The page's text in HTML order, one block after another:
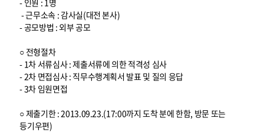
- 인원 : 1명
- 근무소속 : 감사실(대전 본사)
- 공모방법 : 외부 공모
○ 전형절차
- 1차 서류심사 : 제출서류에 의한 적격성 심사
- 2차 면접심사 : 직무수행계획서 발표 및 질의 응답
- 3차 임원면접
○ 제출기한 : 2013.09.23.(17:00까지 도착 분에 한함, 방문 또는
등기우편)